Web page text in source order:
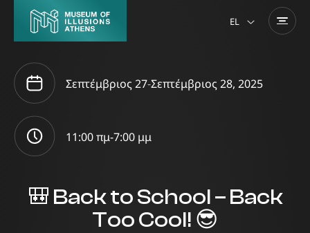
EL
Σεπτέμβριος 27-Σεπτέμβριος 28, 2025
11:00 πμ-7:00 μμ
🎒 Back to School – Back
Too Cool! 😎